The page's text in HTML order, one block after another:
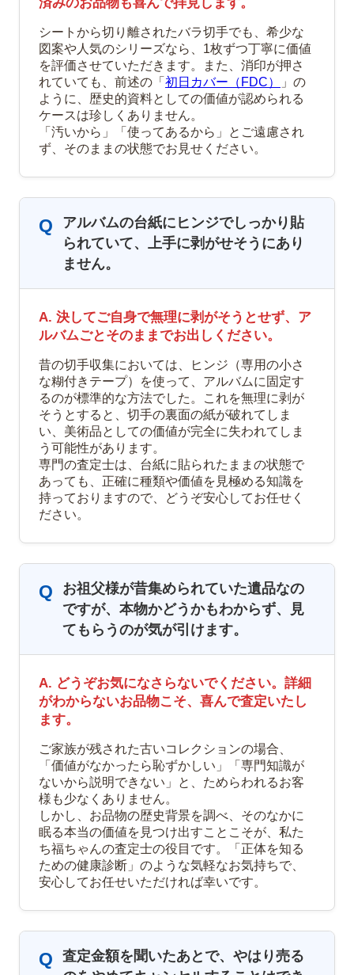
済みのお品物も喜んで拝見します。
シートから切り離されたバラ切手でも、希少な
図案や人気のシリーズなら、1枚ずつ丁寧に価値
を評価させていただきます。また、消印が押さ
れていても、前述の「 初日カバー（FDC）
」の
ように、歴史的資料としての価値が認められる
ケースは珍しくありません。
「汚いから」「使ってあるから」とご遠慮され
ず、そのままの状態でお見せください。
Q
アルバムの台紙にヒンジでしっかり貼
られていて、上手に剥がせそうにあり
ません。
A. 決してご自身で無理に剥がそうとせず、ア
ルバムごとそのままでお出しください。
昔の切手収集においては、ヒンジ（専用の小さ
な糊付きテープ）を使って、アルバムに固定す
るのが標準的な方法でした。これを無理に剥が
そうとすると、切手の裏面の紙が破れてしま
い、美術品としての価値が完全に失われてしま
う可能性があります。
専門の査定士は、台紙に貼られたままの状態で
あっても、正確に種類や価値を見極める知識を
持っておりますので、どうぞ安心してお任せく
ださい。
Q
お祖父様が昔集められていた遺品なの
ですが、本物かどうかもわからず、見
てもらうのが気が引けます。
A. どうぞお気になさらないでください。詳細
がわからないお品物こそ、喜んで査定いたし
ます。
ご家族が残された古いコレクションの場合、
「価値がなかったら恥ずかしい」「専門知識が
ないから説明できない」と、ためらわれるお客
様も少なくありません。
しかし、お品物の歴史背景を調べ、そのなかに
眠る本当の価値を見つけ出すことこそが、私た
ち福ちゃんの査定士の役目です。「正体を知る
ための健康診断」のような気軽なお気持ちで、
安心してお任せいただければ幸いです。
Q
査定金額を聞いたあとで、やはり売る